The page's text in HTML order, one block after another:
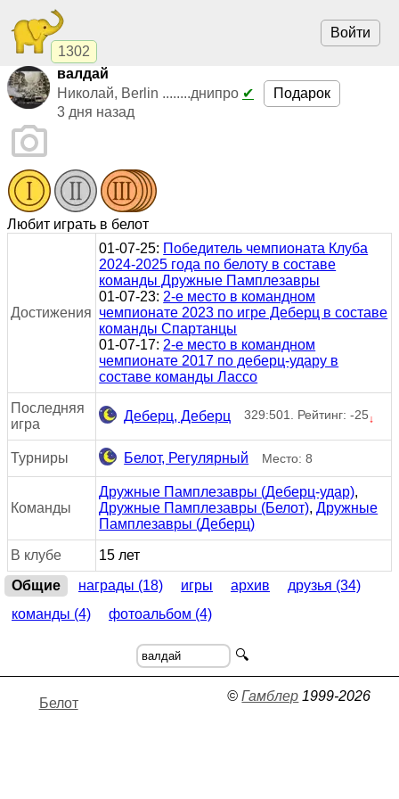
1302
Войти
валдай
Николай, Berlin ........днипро ✔
3 дня назад
Подарок
Любит играть в белот
Достижения
01-07-25: Победитель чемпионата Клуба
2024-2025 года по белоту в составе
команды Дружные Памплезавры
01-07-23: 2-е место в командном
чемпионате 2023 по игре Деберц в составе
команды Спартанцы
01-07-17: 2-е место в командном
чемпионате 2017 по деберц-удару в
составе команды Лассо
Последняя
игра
Деберц, Деберц 329:501. Рейтинг: -25↓
Турниры Белот, Регулярный Место: 8
Команды
Дружные Памплезавры (Деберц-удар),
Дружные Памплезавры (Белот),Дружные
Памплезавры (Деберц)
В клубе
15 лет
Общие
награды (18) игры архив
друзья (34)
команды (4)
фотоальбом (4)
🔍
Белот ©Гамблер 1999-2026